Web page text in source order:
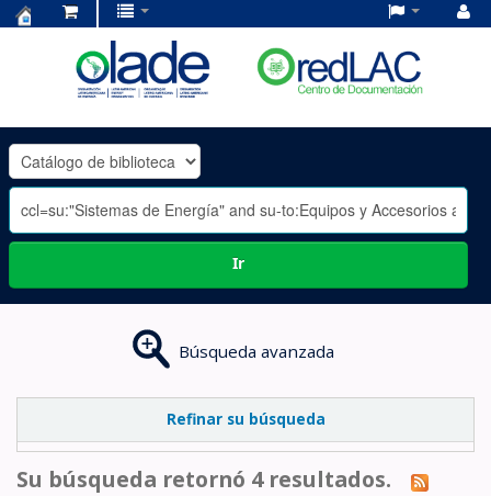
OLADE
-
Ir
Búsqueda avanzada
Refinar su búsqueda
Su búsqueda retornó 4 resultados.